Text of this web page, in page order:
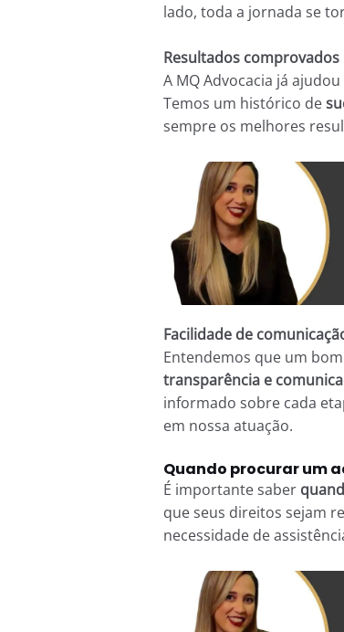
lado, toda a jornada se
Resultados comprovados
A MQ Advocacia já
Temos um histórico de
sempre os melhores
Facilidade de
Entendemos que um
transparência e
informado sobre cada
em nossa atuação.
Quando procurar um
É importante saber
que seus direitos sejam
necessidade de